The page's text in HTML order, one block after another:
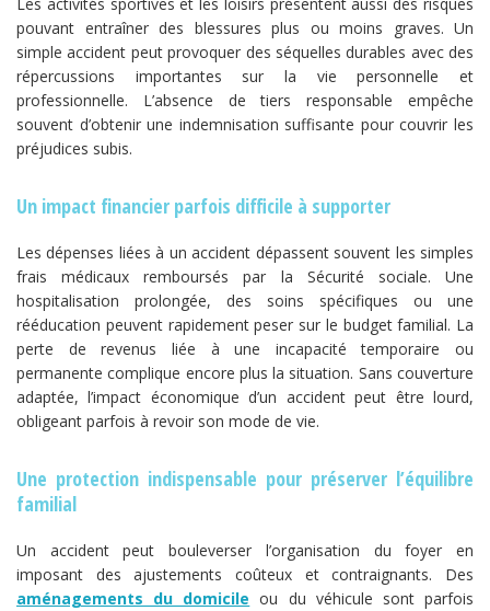
pouvant entraîner des blessures plus ou moins graves. Un
simple accident peut provoquer des séquelles durables avec des
répercussions importantes sur la vie personnelle et
professionnelle. L’absence de tiers responsable empêche
souvent d’obtenir une indemnisation suffisante pour couvrir les
préjudices subis.
Un impact financier parfois difficile à supporter
Les dépenses liées à un accident dépassent souvent les simples
frais médicaux remboursés par la Sécurité sociale. Une
hospitalisation prolongée, des soins spécifiques ou une
rééducation peuvent rapidement peser sur le budget familial. La
perte de revenus liée à une incapacité temporaire ou
permanente complique encore plus la situation. Sans couverture
adaptée, l’impact économique d’un accident peut être lourd,
obligeant parfois à revoir son mode de vie.
Une protection indispensable pour préserver l’équilibre
familial
Un accident peut bouleverser l’organisation du foyer en
imposant des ajustements coûteux et contraignants. Des
aménagements du domicile ou du véhicule sont parfois